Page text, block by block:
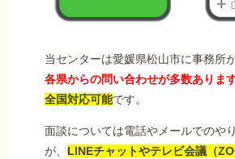
当センターは愛媛県松山市に事務所
各県からの問い合わせが多数あります
全国対応可能です。
面談については電話やメールでのや
が、 LINEチャットやテレビ会議（